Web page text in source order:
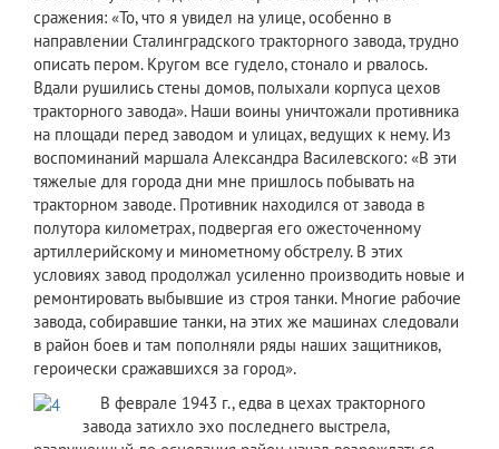
сражения: «То, что я увидел на улице, особенно в
направлении Сталинградского тракторного завода, трудно
описать пером. Кругом все гудело, стонало и рвалось.
Вдали рушились стены домов, полыхали корпуса цехов
тракторного завода». Наши воины уничтожали противника
на площади перед заводом и улицах, ведущих к нему. Из
воспоминаний маршала Александра Василевского: «В эти
тяжелые для города дни мне пришлось побывать на
тракторном заводе. Противник находился от завода в
полутора километрах, подвергая его ожесточенному
артиллерийскому и минометному обстрелу. В этих
условиях завод продолжал усиленно производить новые и
ремонтировать выбывшие из строя танки. Многие рабочие
завода, собиравшие танки, на этих же машинах следовали
в район боев и там пополняли ряды наших защитников,
героически сражавшихся за город».
​ В феврале 1943 г., едва в цехах тракторного
завода затихло эхо последнего выстрела,